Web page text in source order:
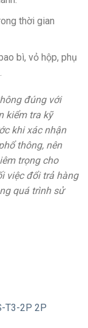
thời gian
bì, vỏ hộp, phụ
đúng với
kiểm tra kỹ
khi xác nhận
thông, nên
trọng cho
việc đổi trả hàng
quá trình sử
T3-2P 2P